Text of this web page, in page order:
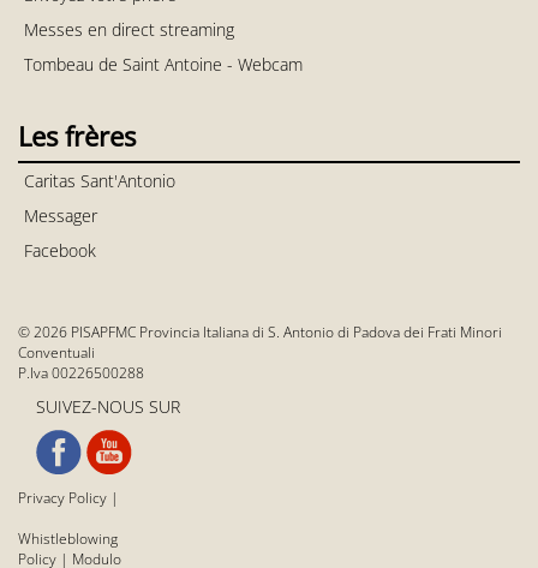
Messes en direct streaming
Tombeau de Saint Antoine - Webcam
Les frères
Caritas Sant'Antonio
Messager
Facebook
© 2026 PISAPFMC Provincia Italiana di S. Antonio di Padova dei Frati Minori
Conventuali
P.Iva 00226500288
SUIVEZ-NOUS SUR
Privacy Policy |
Whistleblowing
Policy | Modulo